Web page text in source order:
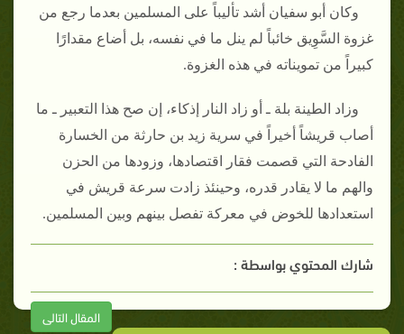
وكان أبو سفيان أشد تأليباً على المسلمين بعدما رجع من
غزوة السَّوِيق خائباً لم ينل ما في نفسه، بل أضاع مقدارًا
كبيراً من تمويناته في هذه الغزوة‏.‏
وزاد الطينة بلة ـ أو زاد النار إذكاء، إن صح هذا التعبير ـ ما
أصاب قريشاً أخيراً في سرية زيد بن حارثة من الخسارة
الفادحة التي قصمت فقار اقتصادها، وزودها من الحزن
والهم ما لا يقادر قدره، وحينئذ زادت سرعة قريش في
استعدادها للخوض في معركة تفصل بينهم وبين المسلمين‏.
شارك المحتوي بواسطة :
المقال التالى